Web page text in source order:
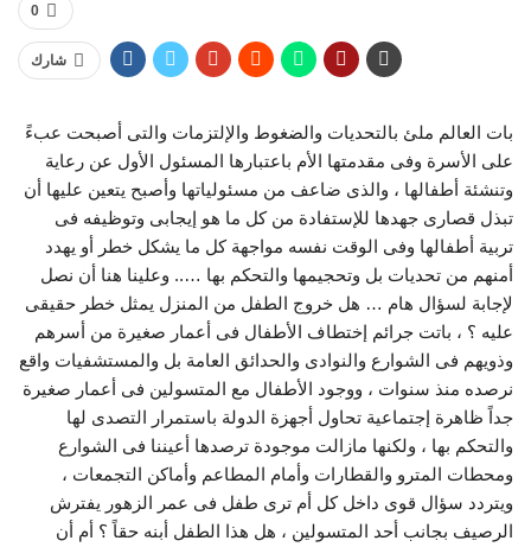
0
شارك
بات العالم ملئ بالتحديات والضغوط والإلتزمات والتى أصبحت عبءً
على الأسرة وفى مقدمتها الأم باعتبارها المسئول الأول عن رعاية
وتنشئة أطفالها ، والذى ضاعف من مسئولياتها وأصبح يتعين عليها أن
تبذل قصارى جهدها للإستفادة من كل ما هو إيجابى وتوظيفه فى
تربية أطفالها وفى الوقت نفسه مواجهة كل ما يشكل خطر أو يهدد
أمنهم من تحديات بل وتحجيمها والتحكم بها ….. وعلينا هنا أن نصل
لإجابة لسؤال هام … هل خروج الطفل من المنزل يمثل خطر حقيقى
عليه ؟ ، باتت جرائم إختطاف الأطفال فى أعمار صغيرة من أسرهم
وذويهم فى الشوارع والنوادى والحدائق العامة بل والمستشفيات واقع
نرصده منذ سنوات ، ووجود الأطفال مع المتسولين فى أعمار صغيرة
جداً ظاهرة إجتماعية تحاول أجهزة الدولة باستمرار التصدى لها
والتحكم بها ، ولكنها مازالت موجودة ترصدها أعيننا فى الشوارع
ومحطات المترو والقطارات وأمام المطاعم وأماكن التجمعات ،
ويتردد سؤال قوى داخل كل أم ترى طفل فى عمر الزهور يفترش
الرصيف بجانب أحد المتسولين ، هل هذا الطفل أبنه حقاً ؟ أم أن